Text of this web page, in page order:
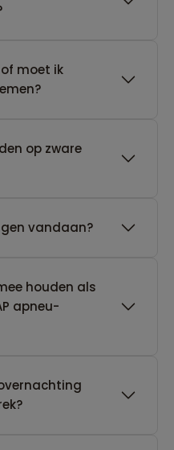
moet ik
op zware
vandaan?
houden als
apneu-